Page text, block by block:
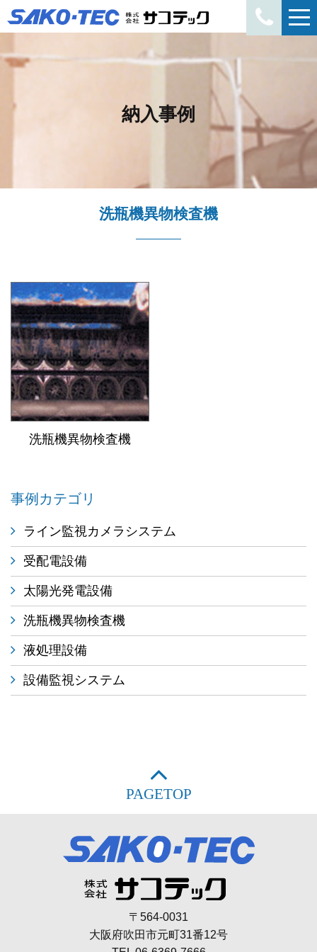
納入事例
洗瓶機異物検査機
事例カテゴリ
ライン監視カメラシステム
受配電設備
太陽光発電設備
洗瓶機異物検査機
液処理設備
設備監視システム
洗瓶機異物検査機
PAGETOP
〒564-0031
大阪府吹田市元町31番12号